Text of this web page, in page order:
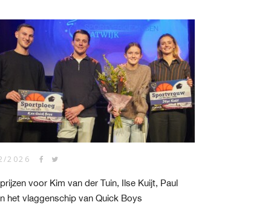
2026
voor Kim van der Tuin, Ilse Kuijt, Paul
het vlaggenschip van Quick Boys